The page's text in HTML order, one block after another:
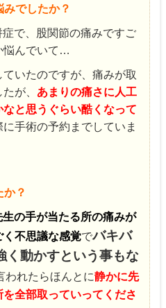
でしたか？
で、股関節の痛みですご
悩んでいて…
いたのですが、痛みが取
が、 あまりの痛さに人工
と思うぐらい酷くなって
手術の予約までしていま
か？
生の手が当たる所の痛みが
く不思議な感覚でバキバ
く動かすという事もな
われたらほんとに静かに先
全部取っていってくださ